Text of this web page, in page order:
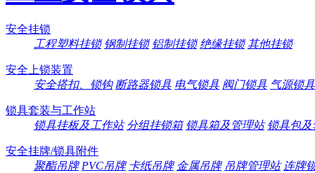
安全挂锁
工程塑料挂锁 钢制挂锁 铝制挂锁 绝缘挂锁 其他挂锁
安全上锁装置
安全搭扣、锁钩 断路器锁具 电气锁具 阀门锁具 气源锁具
锁具套装与工作站
锁具挂板及工作站 分组挂锁箱 锁具箱及管理站 锁具包及
安全挂牌/锁具附件
聚酯吊牌 PVC吊牌 卡纸吊牌 金属吊牌 吊牌管理站 连牌